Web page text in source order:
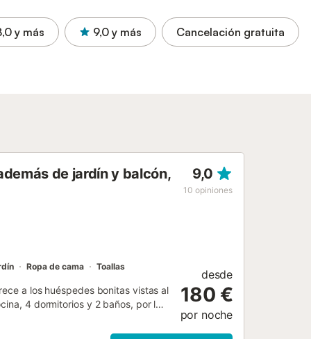
y más 9,0 y más Cancelación gratuita
de jardín y balcón,
9,0
10 opiniones
Ropa de cama Toallas
a los huéspedes bonitas vistas al
4 dormitorios y 2 baños, por lo
ofrece un oasis privado al aire
desde
180 €
por noche